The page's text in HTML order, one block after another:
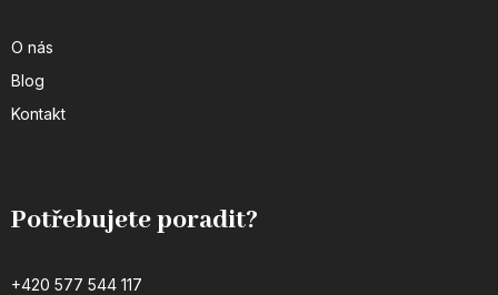
O nás
Blog
Kontakt
Potřebujete poradit?
+420 577 544 117